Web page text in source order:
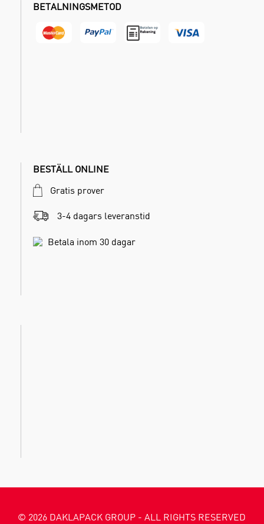
BETALNINGSMETOD
BESTÄLL ONLINE
Gratis prover
3-4 dagars leveranstid
Betala inom 30 dagar
© 2026 DAKLAPACK GROUP - ALL RIGHTS RESERVED